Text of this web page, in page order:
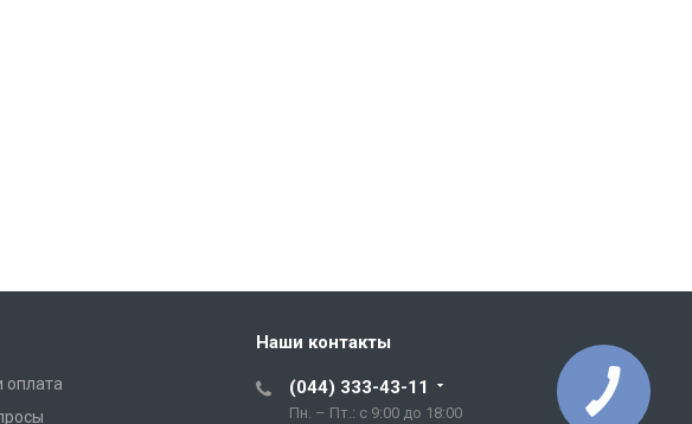
оплата
Наши контакты
(044) 333-43-11
Пн. – Пт.: с 9:00 до 18:00